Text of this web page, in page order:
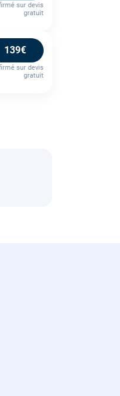
sur devis
gratuit
139€
sur devis
gratuit